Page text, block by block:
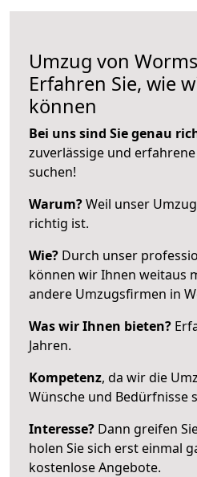
Umzug von
Erfahren Sie, wie
können
Bei uns sind Sie genau
zuverlässige und
suchen!
Warum?Weil unser
richtig ist.
Wie? Durch unser
können wir Ihnen weitaus
andere Umzugsfirmen in
Was wir Ihnen bieten?
Jahren.
Kompetenz, da wir die
Wünsche und Bedürfnisse
Interesse? Dann greifen
holen Sie sich erst einmal
kostenlose Angebote.